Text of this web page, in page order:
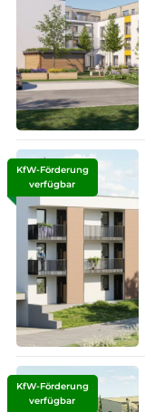
KfW-Förderung
verfügbar
KfW-Förderung
verfügbar